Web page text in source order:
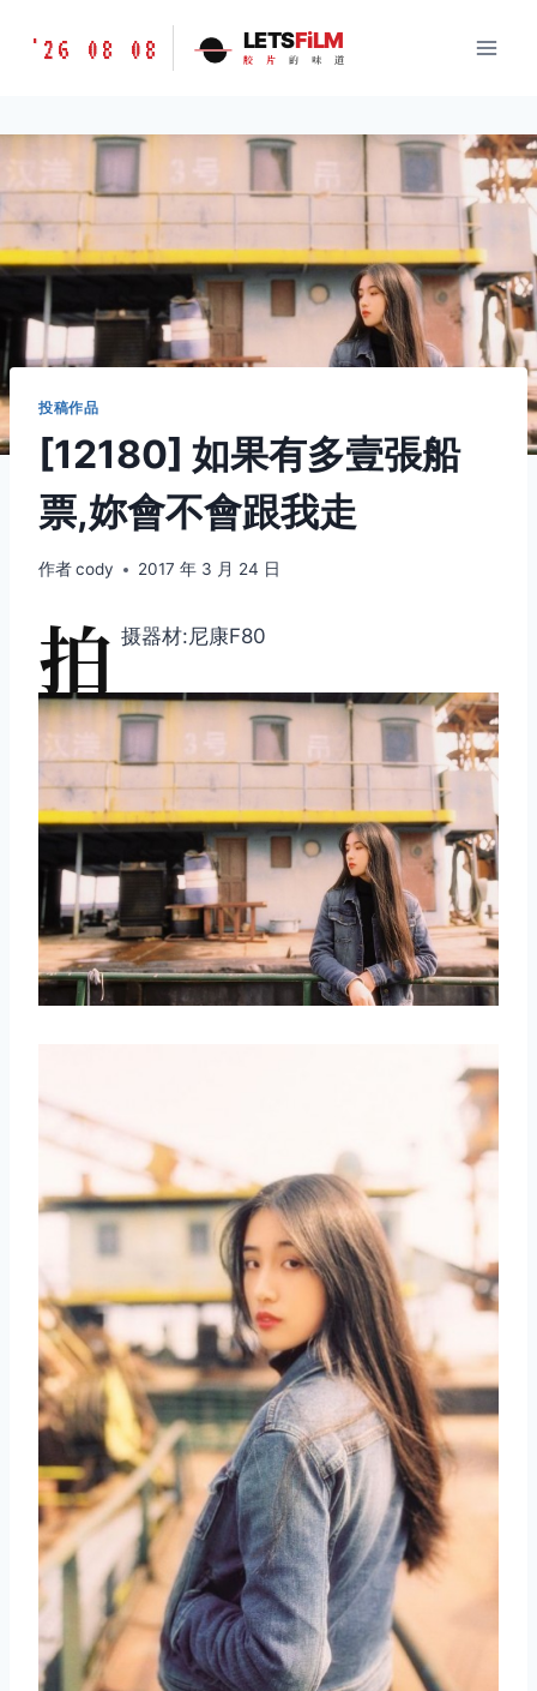
胶
味
LETSFILM
'26 08 08 LETSFiLM
胶 片 的 味 道
投稿作品
[12180] 如果有多壹張船
票,妳會不會跟我走
作者cody 2017 年 3 月 24 日
拍 摄器材:尼康F80